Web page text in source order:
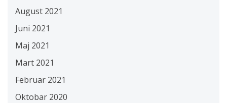
August 2021
Juni 2021
Maj 2021
Mart 2021
Februar 2021
Oktobar 2020